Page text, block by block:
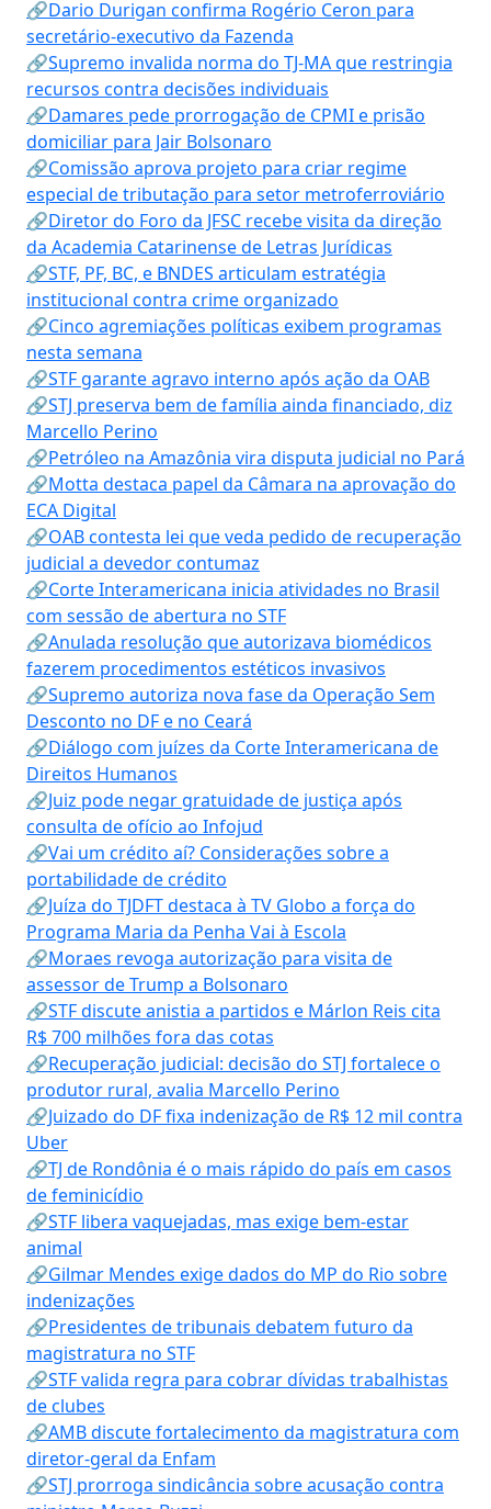
🔗Dario Durigan confirma Rogério Ceron para
secretário-executivo da Fazenda
🔗Supremo invalida norma do TJ-MA que restringia
recursos contra decisões individuais
🔗Damares pede prorrogação de CPMI e prisão
domiciliar para Jair Bolsonaro
🔗Comissão aprova projeto para criar regime
especial de tributação para setor metroferroviário
🔗Diretor do Foro da JFSC recebe visita da direção
da Academia Catarinense de Letras Jurídicas
🔗STF, PF, BC, e BNDES articulam estratégia
institucional contra crime organizado
🔗Cinco agremiações políticas exibem programas
nesta semana
🔗STF garante agravo interno após ação da OAB
🔗STJ preserva bem de família ainda financiado, diz
Marcello Perino
🔗Petróleo na Amazônia vira disputa judicial no Pará
🔗Motta destaca papel da Câmara na aprovação do
ECA Digital
🔗OAB contesta lei que veda pedido de recuperação
judicial a devedor contumaz
🔗Corte Interamericana inicia atividades no Brasil
com sessão de abertura no STF
🔗Anulada resolução que autorizava biomédicos
fazerem procedimentos estéticos invasivos
🔗Supremo autoriza nova fase da Operação Sem
Desconto no DF e no Ceará
🔗Diálogo com juízes da Corte Interamericana de
Direitos Humanos
🔗Juiz pode negar gratuidade de justiça após
consulta de ofício ao Infojud
🔗Vai um crédito aí? Considerações sobre a
portabilidade de crédito
🔗Juíza do TJDFT destaca à TV Globo a força do
Programa Maria da Penha Vai à Escola
🔗Moraes revoga autorização para visita de
assessor de Trump a Bolsonaro
🔗STF discute anistia a partidos e Márlon Reis cita
R$ 700 milhões fora das cotas
🔗Recuperação judicial: decisão do STJ fortalece o
produtor rural, avalia Marcello Perino
🔗Juizado do DF fixa indenização de R$ 12 mil contra
Uber
🔗TJ de Rondônia é o mais rápido do país em casos
de feminicídio
🔗STF libera vaquejadas, mas exige bem-estar
animal
🔗Gilmar Mendes exige dados do MP do Rio sobre
indenizações
🔗Presidentes de tribunais debatem futuro da
magistratura no STF
🔗STF valida regra para cobrar dívidas trabalhistas
de clubes
🔗AMB discute fortalecimento da magistratura com
diretor-geral da Enfam
🔗STJ prorroga sindicância sobre acusação contra